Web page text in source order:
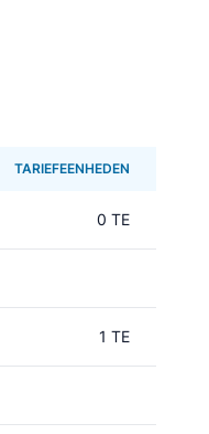
TARIEFEENHEDEN
0 TE
1 TE